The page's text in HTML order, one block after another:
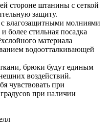
стороне штанины с сеткой
защиту.
влагозащитными молниями
стильная посадка
материала
водоотталкивающей
брюки будут единым
воздействий.
чувствовать при
при наличии